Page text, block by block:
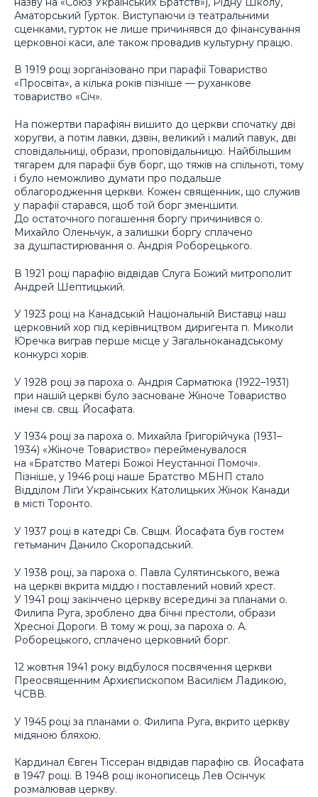
Аматорський Гурток. Виступаючи із театральними
сценками, гурток не лише причинявся до фінансування
церковної каси, але також провадив культурну працю.
В 1919 році зорганізовано при парафії Товариство
«Просвіта», а кілька років пізніше — руханкове
товариство «Січ».
На пожертви парафіян вишито до церкви спочатку дві
хоругви, а потім лавки, дзвін, великий і малий павук, дві
сповідальниці, образи, проповідальницю. Найбільшим
тягарем для парафії був борг, що тяжів на спільноті, тому
і було неможливо думати про подальше
облагородження церкви. Кожен священник, що служив
у парафії старався, щоб той борг зменшити.
До остаточного погашення боргу причинився о.
Михайло Оленьчук, а залишки боргу сплачено
за душпастирювання о. Андрія Роборецького.
В 1921 році парафію відвідав Слуга Божий митрополит
Андрей Шептицький.
У 1923 році на Канадській Національній Виставці наш
церковний хор під керівництвом диригента п. Миколи
Юречка виграв перше місце у Загальноканадському
конкурсі хорів.
У 1928 році за пароха о. Андрія Сарматюка (1922–1931)
при нашій церкві було засноване Жіноче Товариство
імені св. свщ. Йосафата.
У 1934 році за пароха о. Михайла Григорійчука (1931–
1934) «Жіноче Товариство» перейменувалося
на «Братство Матері Божої Неустанної Помочі».
Пізніше, у 1946 році наше Братство МБНП стало
Відділом Ліґи Українських Католицьких Жінок Канади
в місті Торонто.
У 1937 році в катедрі Св. Свщм. Йосафата був гостем
гетьманич Данило Скоропадський.
У 1938 році, за пароха о. Павла Сулятинського, вежа
на церкві вкрита міддю і поставлений новий хрест.
У 1941 році закінчено церкву всередині за планами о.
Филипа Руга, зроблено два бічні престоли, образи
Хресної Дороги. В тому ж році, за пароха о. А.
Роборецького, сплачено церковний борг.
12 жовтня 1941 року відбулося посвячення церкви
Преосвященним Архиєпископом Василієм Ладикою,
ЧСВВ.
У 1945 році за планами о. Филипа Руга, вкрито церкву
мідяною бляхою.
Кардинал Євген Тіссеран відвідав парафію св. Йосафата
в 1947 році. В 1948 році іконописець Лев Осінчук
розмалював церкву.